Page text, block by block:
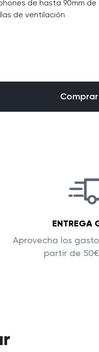
de hasta 90mm de
de ventilación
Comprar
ENTREGA
Aprovecha los
partir de